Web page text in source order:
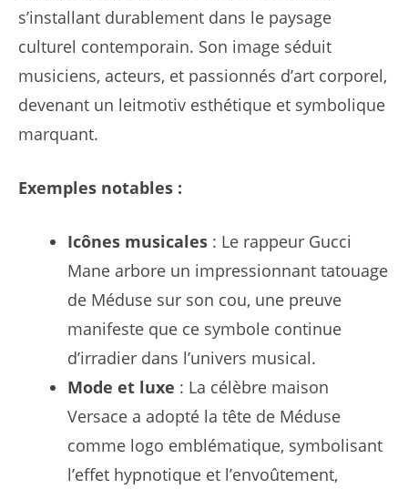
s’installant durablement dans le paysage
culturel contemporain. Son image séduit
musiciens, acteurs, et passionnés d’art corporel,
devenant un leitmotiv esthétique et symbolique
marquant.
Exemples notables :
Icônes musicales : Le rappeur Gucci
Mane arbore un impressionnant tatouage
de Méduse sur son cou, une preuve
manifeste que ce symbole continue
d’irradier dans l’univers musical.
Mode et luxe : La célèbre maison
Versace a adopté la tête de Méduse
comme logo emblématique, symbolisant
l’effet hypnotique et l’envoûtement,